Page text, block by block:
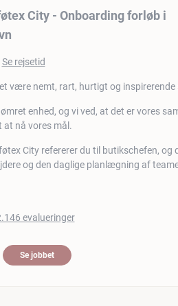
City - Onboarding forløb i
Se rejsetid
være nemt, rart, hurtigt og inspirerende
enhed, og vi ved, at det er vores
at nå vores mål.
City refererer du til butikschefen, og
og den daglige planlægning af
evalueringer
Se jobbet